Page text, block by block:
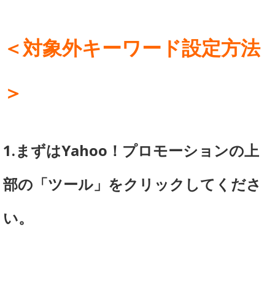
＜対象外キーワード設定方法
＞
1.まずはYahoo！プロモーションの上
部の「ツール」をクリックしてくださ
い。